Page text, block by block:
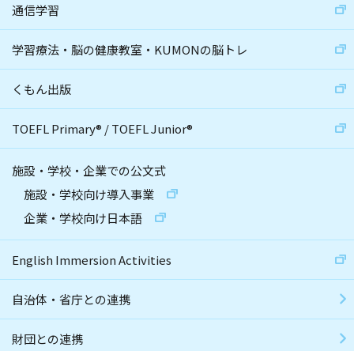
通信学習
学習療法・脳の健康教室・KUMONの脳トレ
くもん出版
TOEFL Primary® /TOEFL Junior®
施設・学校・企業での公文式
施設・学校向け導入事業
企業・学校向け日本語
English Immersion Activities
自治体・省庁との連携
財団との連携